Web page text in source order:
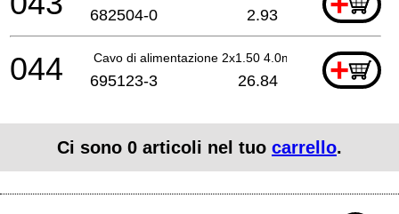
682504-0 2.93
Cavo di alimentazione 2x1.50 4.0mtr +
044 695123-3 26.84
Ci sono 0 articoli nel tuo carrello.